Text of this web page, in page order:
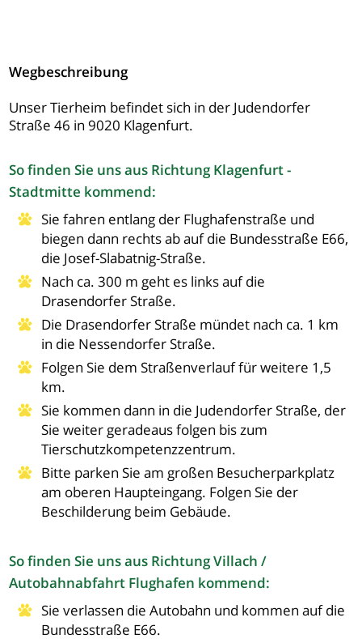
Wegbeschreibung
Unser Tierheim befindet sich in der Judendorfer
Straße 46 in 9020 Klagenfurt.
So finden Sie uns aus Richtung Klagenfurt -
Stadtmitte kommend:
Sie fahren entlang der Flughafenstraße und
biegen dann rechts ab auf die Bundesstraße E66,
die Josef-Slabatnig-Straße.
Nach ca. 300 m geht es links auf die
Drasendorfer Straße.
Die Drasendorfer Straße mündet nach ca. 1 km
in die Nessendorfer Straße.
Folgen Sie dem Straßenverlauf für weitere 1,5
km.
Sie kommen dann in die Judendorfer Straße, der
Sie weiter geradeaus folgen bis zum
Tierschutzkompetenzzentrum.
Bitte parken Sie am großen Besucherparkplatz
am oberen Haupteingang. Folgen Sie der
Beschilderung beim Gebäude.
So finden Sie uns aus Richtung Villach /
Autobahnabfahrt Flughafen kommend:
Sie verlassen die Autobahn und kommen auf die
Bundesstraße E66.